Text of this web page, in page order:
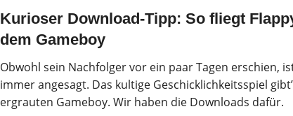
Kurioser Download-Tipp: So fliegt
dem Gameboy
Obwohl sein Nachfolger vor ein paar Tagen erschien,
immer angesagt. Das kultige Geschicklichkeitsspiel
ergrauten Gameboy. Wir haben die Downloads dafür.